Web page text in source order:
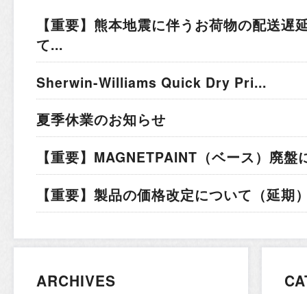
【重要】熊本地震に伴うお荷物の配送遅
て...
Sherwin-Williams Quick Dry Pri...
夏季休業のお知らせ
【重要】MAGNETPAINT（ベース）廃
【重要】製品の価格改定について（延期
ARCHIVES